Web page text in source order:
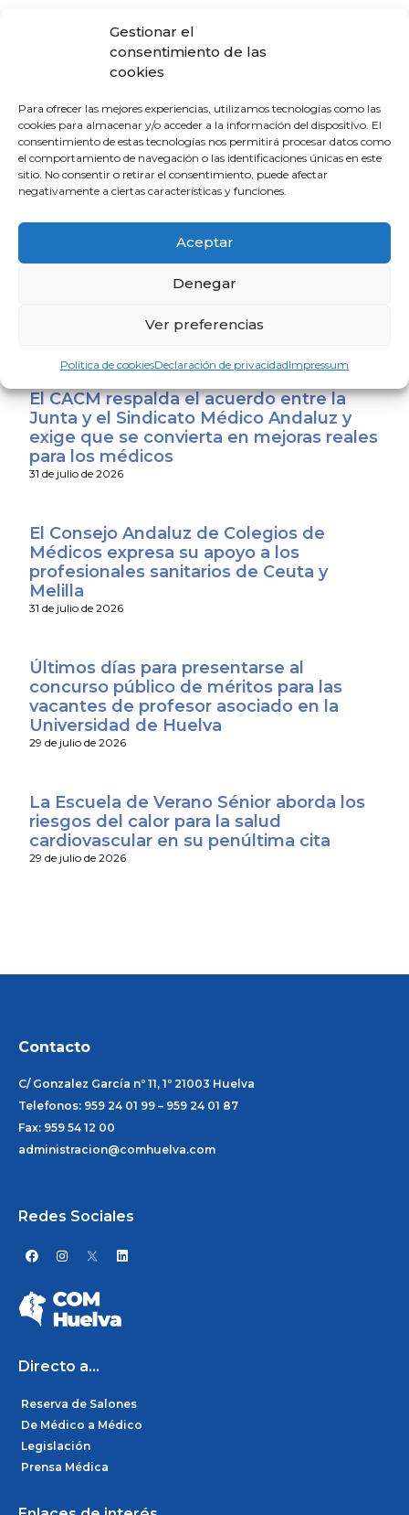
Gestionar el
consentimiento de las
cookies
Para ofrecer las mejores experiencias, utilizamos tecnologías como las
cookies para almacenar y/o acceder a la información del dispositivo. El
consentimiento de estas tecnologías nos permitirá procesar datos como
el comportamiento de navegación o las identificaciones únicas en este
sitio. No consentir o retirar el consentimiento, puede afectar
negativamente a ciertas características y funciones.
Aceptar
Denegar
Ver preferencias
Política de cookiesDeclaración de privacidadImpressum
Cualquier interesado puede contactar con Sergio
Santos Gil, Director de Área de Negocio de CaixaBank
sergio.santos@caixabank.com
La Escuela de Verano Sénior cierra su
programación con una charla sobre
sexualidad y suelo pélvico en las
personas mayores
El Colegio de Médicos de Huelva y
Fundación Madre Coraje unen fuerzas
saludable y sostenible
El CACM respalda el acuerdo entre la
Junta y el Sindicato Médico Andaluz y
exige que se convierta en mejoras reales
para los médicos
31 de julio de 2026
El Consejo Andaluz de Colegios de
Médicos expresa su apoyo a los
profesionales sanitarios de Ceuta y
Melilla
31 de julio de 2026
Últimos días para presentarse al
concurso público de méritos para las
vacantes de profesor asociado en la
Universidad de Huelva
29 de julio de 2026
La Escuela de Verano Sénior aborda los
riesgos del calor para la salud
cardiovascular en su penúltima cita
29 de julio de 2026
Contacto
C/ Gonzalez García nº 11, 1º 21003 Huelva
Telefonos: 959 24 01 99 – 959 24 01 87
Fax: 959 54 12 00
administracion@comhuelva.com
Redes Sociales
F
a
e
b
o
o
I
n
a
g
r
L
i
i
Directo a...
Reserva de Salones
De Médico a Médico
Legislación
Prensa Médica